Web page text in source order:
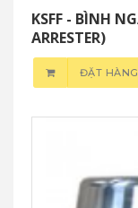
KSFF - BÌNH
ARRESTER)
ĐẶT HÀNG